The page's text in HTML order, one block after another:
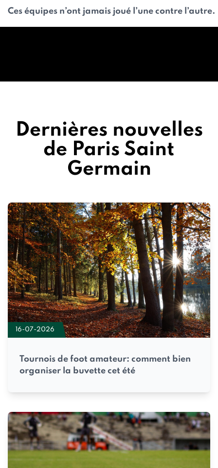
Ces équipes n’ont jamais joué l’une contre l’autre.
Dernières nouvelles
de Paris Saint
Germain
16-07-2026
Tournois de foot amateur: comment bien
organiser la buvette cet été